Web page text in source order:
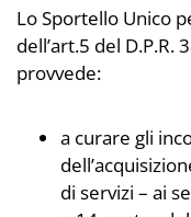
Lo Sportello Unico
dell’art.5 del D.P.R.
provvede:
a curare gli
di servizi – ai